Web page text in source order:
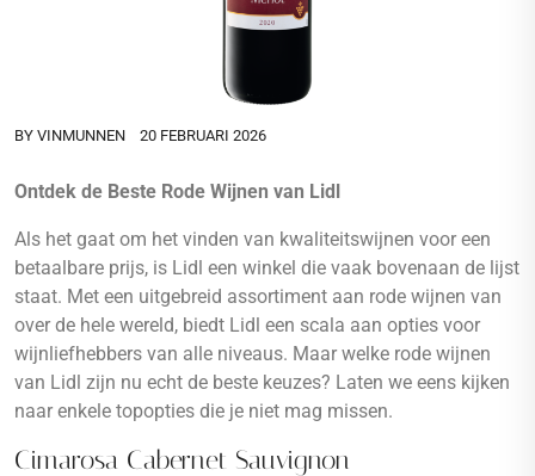
BY VINMUNNEN 20 FEBRUARI 2026
Ontdek de Beste Rode Wijnen van Lidl
Als het gaat om het vinden van kwaliteitswijnen voor een
betaalbare prijs, is Lidl een winkel die vaak bovenaan de lijst
staat. Met een uitgebreid assortiment aan rode wijnen van
over de hele wereld, biedt Lidl een scala aan opties voor
wijnliefhebbers van alle niveaus. Maar welke rode wijnen
van Lidl zijn nu echt de beste keuzes? Laten we eens kijken
naar enkele topopties die je niet mag missen.
Cimarosa Cabernet Sauvignon